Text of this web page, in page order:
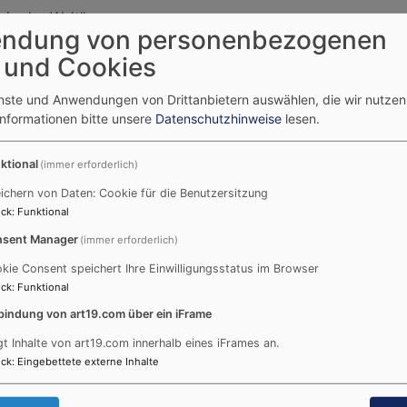
in der Welt"
- September 2026
neuer Gemeindebrief
neuen Konfi-Kurse! Die meisten Konfis sind so um die
bei der Konfirmation? Wie feiert man das und für
von personenbezogenen
Cookies
und Anwendungen von Drittanbietern auswählen, die wir
bitte unsere Datenschutzhinweise lesen.
(immer erforderlich)
von Daten: Cookie für die Benutzersitzung
: Funktional
Manager (immer erforderlich)
Consent speichert Ihre Einwilligungsstatus im Browser
: Funktional
von art19.com über ein iFrame
Inhalte von art19.com innerhalb eines iFrames an.
: Eingebettete externe Inhalte